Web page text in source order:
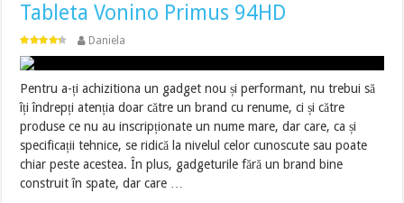
Tableta Vonino Primus 94HD
Daniela
Pentru a-ți achizitiona un gadget nou și performant, nu trebui să
îți îndrepți atenția doar către un brand cu renume, ci și către
produse ce nu au inscripționate un nume mare, dar care, ca și
specificații tehnice, se ridică la nivelul celor cunoscute sau poate
chiar peste acestea. În plus, gadgeturile fără un brand bine
construit în spate, dar care …